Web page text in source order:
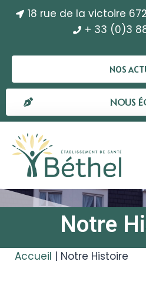
18 rue de la victoire
+ 33 (0)3
NOS
NOUS
Notre
Accueil | Notre Histoire